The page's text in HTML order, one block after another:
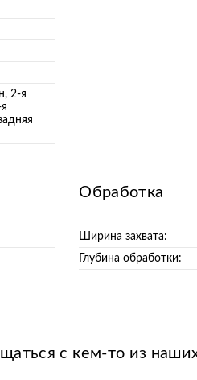
2-я
Обработка
Ширина захвата:
Глубина обработки:
с кем-то из